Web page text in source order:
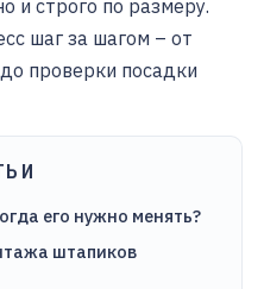
и строго по размеру.
шаг за шагом – от
проверки посадки
его нужно менять?
штапиков